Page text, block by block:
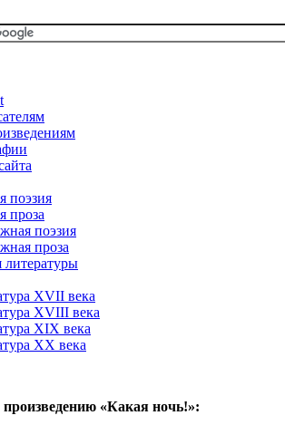
поэзия
проза
поэзия
проза
литературы
XVII века
XVIII века
XIX века
XX века
произведению «Какая ночь!»: